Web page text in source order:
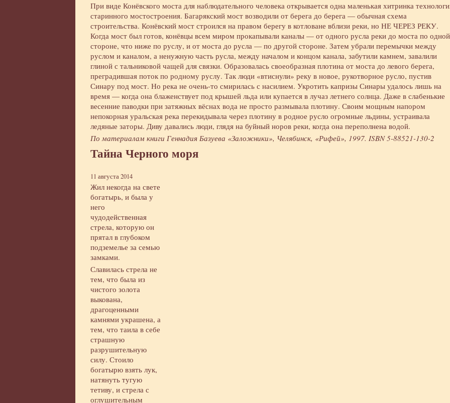
При виде Конёвского моста для наблюдательного человека открывается одна маленькая хитринка
старинного мостостроения. Багарякский мост возводили от берега до берега — обычная схема
строительства. Конёвский мост строился на правом берегу в котловане вблизи реки, но НЕ ЧЕРЕЗ РЕКУ.
Когда мост был готов, конёвцы всем миром прокапывали каналы — от одного русла реки до моста по одной
стороне, что ниже по руслу, и от моста до русла — по другой стороне. Затем убрали перемычки между
руслом и каналом, а ненужную часть русла, между началом и концом канала, забутили камнем, завалили
глиной с тальниковой чащей для связки. Образовалась своеобразная плотина от моста до левого берега,
преградившая поток по родному руслу. Так люди «втиснули» реку в новое, рукотворное русло, пустив
Синару под мост. Но река не очень-то смирилась с насилием. Укротить капризы Синары удалось лишь на
время — когда она блаженствует под крышей льда или купается в лучаз летнего солнца. Даже в слабенькие
весенние паводки при затяжных вёснах вода не просто размывала плотину. Своим мощным напором
непокорная уральская река перекидывала через плотину в родное русло огромные льдины, устраивала
ледяные заторы. Диву давались люди, глядя на буйный норов реки, когда она переполнена водой.
По материалам книги Геннадия Базуева «Заложники», Челябинск, «Рифей», 1997. ISBN 5-88521-130-2
Тайна Черного моря
11 августа 2014
Жил некогда на свете
богатырь, и была у
него
чудодейственная
стрела, которую он
прятал в глубоком
подземелье за семью
замками.
Славилась стрела не
тем, что была из
чистого золота
выкована,
драгоценными
камнями украшена, а
тем, что таила в себе
страшную
разрушительную
силу. Стоило
богатырю взять лук,
натянуть тугую
тетиву, и стрела с
оглушительным